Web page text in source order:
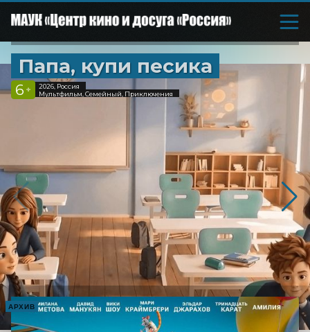
Папа, купи песика
6 +
2026, Россия
Мультфильм, Семейный, Приключения
АРХИВ